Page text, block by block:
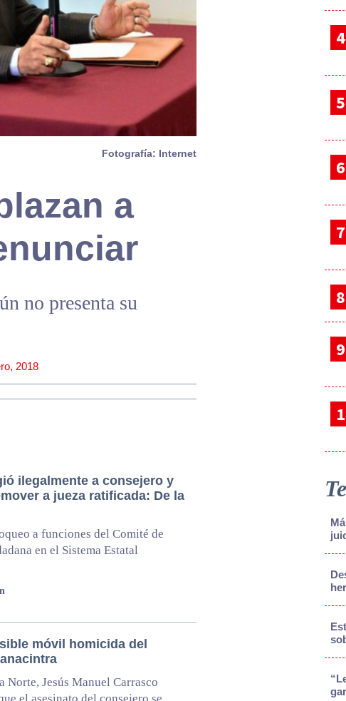
Fotografía: Internet
a
no presenta su
2018
ilegalmente a consejero y
a jueza ratificada: De la
a funciones del Comité de
en el Sistema Estatal
móvil homicida del
Norte, Jesús Manuel Carrasco
el asesinato del consejero se